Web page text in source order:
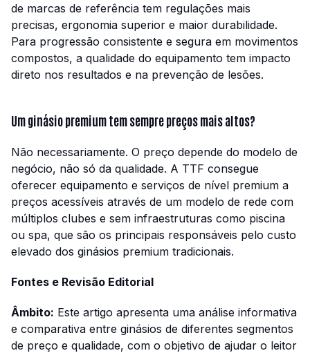
de marcas de referência tem regulações mais
precisas, ergonomia superior e maior durabilidade.
Para progressão consistente e segura em movimentos
compostos, a qualidade do equipamento tem impacto
direto nos resultados e na prevenção de lesões.
Um ginásio premium tem sempre preços mais altos?
Não necessariamente. O preço depende do modelo de
negócio, não só da qualidade. A TTF consegue
oferecer equipamento e serviços de nível premium a
preços acessíveis através de um modelo de rede com
múltiplos clubes e sem infraestruturas como piscina
ou spa, que são os principais responsáveis pelo custo
elevado dos ginásios premium tradicionais.
Fontes e Revisão Editorial
Âmbito: Este artigo apresenta uma análise informativa
e comparativa entre ginásios de diferentes segmentos
de preço e qualidade, com o objetivo de ajudar o leitor